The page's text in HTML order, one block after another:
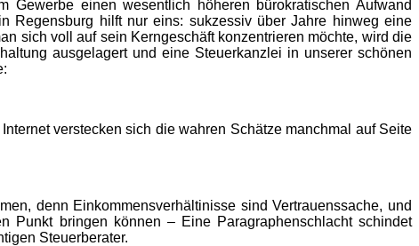
Gewerbe einen wesentlich höheren bürokratischen Aufwand
Regensburg hilft nur eins: sukzessiv über Jahre hinweg eine
sich voll auf sein Kerngeschäft konzentrieren möchte, wird die
ausgelagert und eine Steuerkanzlei in unserer schönen
verstecken sich die wahren Schätze manchmal auf Seite
denn Einkommensverhältinisse sind Vertrauenssache, und
Punkt bringen können – Eine Paragraphenschlacht schindet
Steuerberater.